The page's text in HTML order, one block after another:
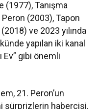
(1977), Tanışma
(2003), Tapon
ve 2023 yılında
yapılan iki kanal
Ev” gibi önemli
21. Peron’un
sürprizlerin habercisi.